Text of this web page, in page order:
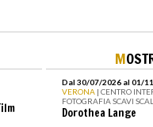
M
Dal 30/07/2026 al 01/
VERONA | CENTRO
FOTOGRAFIA SCAVI
Dorothea Lange